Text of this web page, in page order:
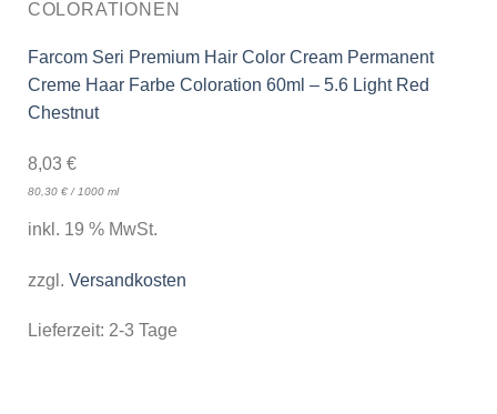
COLORATIONEN
Farcom Seri Premium Hair Color Cream Permanent
Creme Haar Farbe Coloration 60ml – 5.6 Light Red
Chestnut
8,03 €
80,30 €/ 1000 ml
inkl. 19 % MwSt.
zzgl. Versandkosten
Lieferzeit: 2-3 Tage